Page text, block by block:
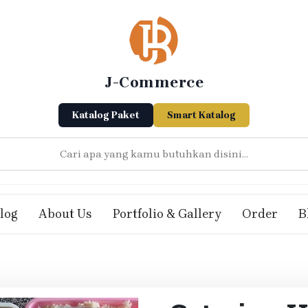
J-Commerce
Katalog Paket Smart Katalog
About Us Portfolio & Gallery Order